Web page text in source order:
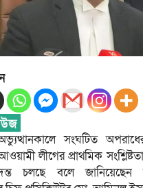
সংঘটিত
লীগের প্রাথমিক
চলছে বলে জানিয়েছেন